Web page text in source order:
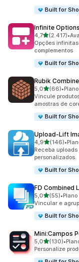
Built for
Infinite Options
4,7de 5 estrelas
(2.417)
2417 •
Opções
complementos
Built for
Rubik
5,0de 5 estrelas
(66)
66 avaliações
•
Vincule
amostras de
Built for
Upload‑Lift
4,9de 5 estrelas
(146)
146 avaliações
•
Receba
personalizados.
Built for
FD Combined
5,0de 5 estrelas
(55)
55 avaliações
•
Vincular e
Built for
Mini:Campos
5,0de 5 estrelas
(130)
130 avaliações
•
Personalize